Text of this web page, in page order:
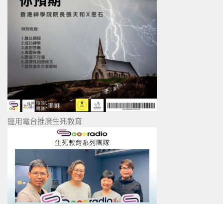
運用電台推廣生死教育